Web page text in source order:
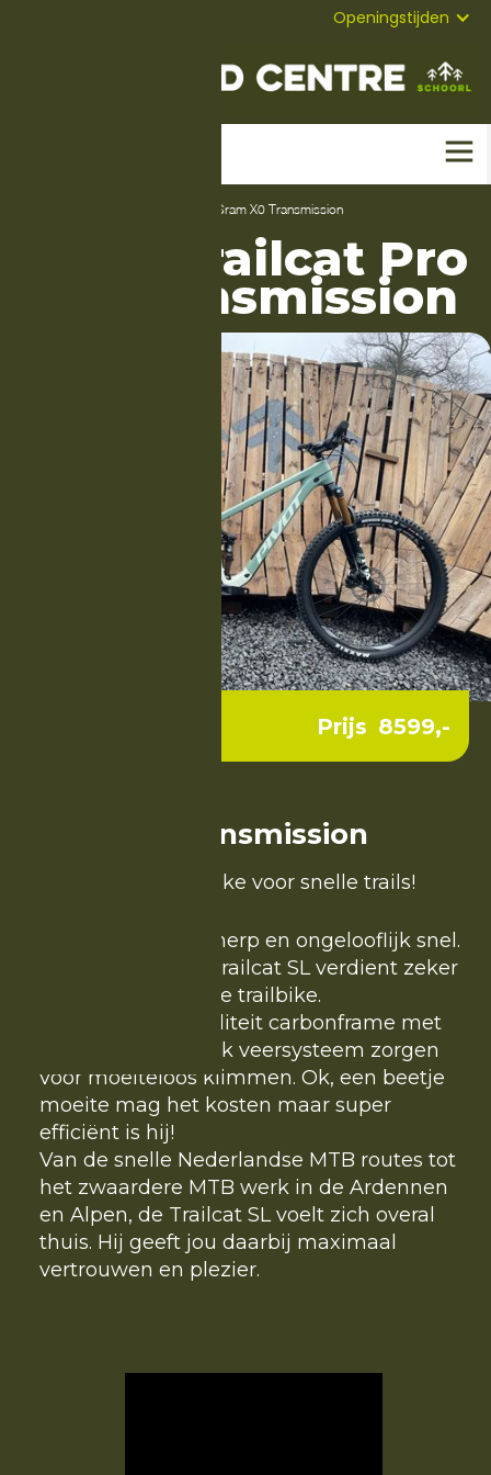
Openingstijden
Sram X0 Transmission
Pivot Trailcat Pro
X0 Transmission
,-
8599
Prijs
Sram X0 Transmission
De ultieme Trail bike voor snelle trails!
Superlicht, messcherp en ongelooflijk snel.
De nieuwe Pivot Trailcat SL verdient zeker
de titel van ultieme trailbike.
Het lichte, topkwaliteit carbonframe met
het unieke DW-link veersysteem zorgen
voor moeiteloos klimmen. Ok, een beetje
moeite mag het kosten maar super
efficiënt is hij!
Van de snelle Nederlandse MTB routes tot
het zwaardere MTB werk in de Ardennen
en Alpen, de Trailcat SL voelt zich overal
thuis. Hij geeft jou daarbij maximaal
vertrouwen en plezier.